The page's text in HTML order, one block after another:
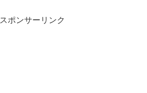
スポンサーリンク